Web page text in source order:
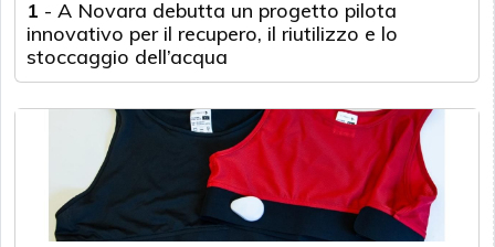
1 - A Novara debutta un progetto pilota
innovativo per il recupero, il riutilizzo e lo
stoccaggio dell’acqua